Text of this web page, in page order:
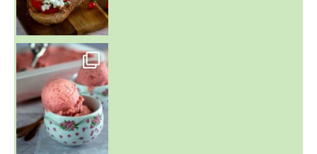
~ NICE CREAM À LA FRAISE ~
Presque un mois que